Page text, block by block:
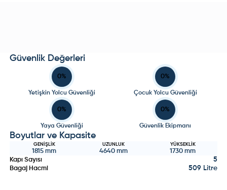
Güvenlik Değerleri
0%
Yetişkin Yolcu Güvenliği
0%
Çocuk Yolcu Güvenliği
0%
Yaya Güvenliği
0%
Güvenlik Ekipmanı
Boyutlar ve Kapasite
GENIŞLIK
1815 mm
UZUNLUK
4640mm
YÜKSEKLIK
1730 mm
Kapı Sayısı
5
Bagaj Hacmi 509 Litre